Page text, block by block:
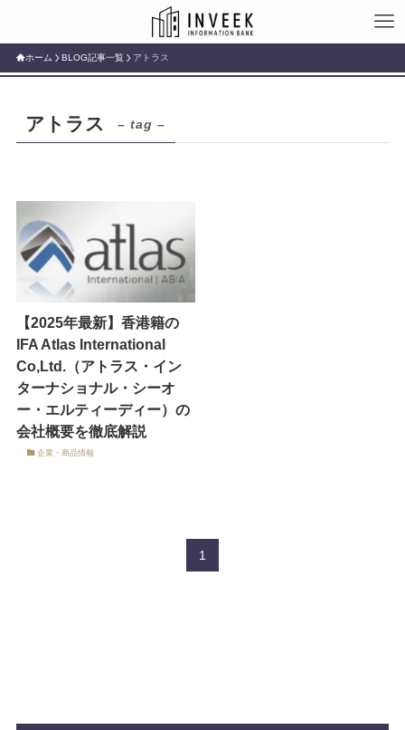
ホーム BLOG記事一覧 アトラス
アトラス – tag –
【2025年最新】香港籍の
IFA Atlas International
Co,Ltd.（アトラス・イン
ターナショナル・シーオ
ー・エルティーディー）の
会社概要を徹底解説
企業・商品情報
1